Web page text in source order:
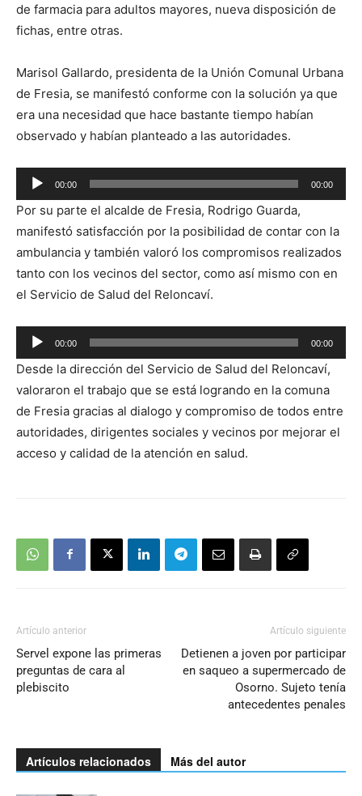
de farmacia para adultos mayores, nueva disposición de
fichas, entre otras.
Marisol Gallardo, presidenta de la Unión Comunal Urbana
de Fresia, se manifestó conforme con la solución ya que
era una necesidad que hace bastante tiempo habían
observado y habían planteado a las autoridades.
Reproductor
de
audio
00:00 00:00
Por su parte el alcalde de Fresia, Rodrigo Guarda,
manifestó satisfacción por la posibilidad de contar con la
ambulancia y también valoró los compromisos realizados
tanto con los vecinos del sector, como así mismo con en
el Servicio de Salud del Reloncaví.
Reproductor
de
audio
00:00 00:00
Desde la dirección del Servicio de Salud del Reloncaví,
valoraron el trabajo que se está logrando en la comuna
de Fresia gracias al dialogo y compromiso de todos entre
autoridades, dirigentes sociales y vecinos por mejorar el
acceso y calidad de la atención en salud.
Artículo anterior
Servel expone las primeras
preguntas de cara al
plebiscito
Artículo siguiente
Detienen a joven por participar
en saqueo a supermercado de
Osorno. Sujeto tenía
antecedentes penales
Artículos relacionados Más del autor